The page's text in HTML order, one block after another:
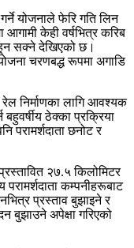
योजनाले फेरि गति लिन
केही वर्षभित्र करिब
सक्ने देखिएको छ।
चरणबद्ध रूपमा अगाडि
निर्माणका लागि आवश्यक
बहुवर्षीय ठेक्का प्रक्रिया
परामर्शदाता छनोट र
२७.५ किलोमिटर
परामर्शदाता कम्पनीहरूबाट
प्रस्ताव बुझाइने र
बुझाउने अपेक्षा गरिएको